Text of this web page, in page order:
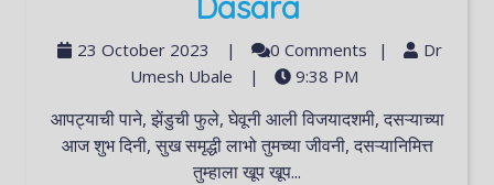
23 October 2023 | 0 Comments |
Dr
Umesh Ubale
| 9:38 PM
आपट्याची पाने, झेंडुची फुले, घेवूनी आली विजयादशमी, दसऱ्याच्या
आज शुभ दिनी, सुख समृद्धी लाभो तुमच्या जीवनी, दसऱ्यानिमित्त
तुम्हाला खूप खूप...